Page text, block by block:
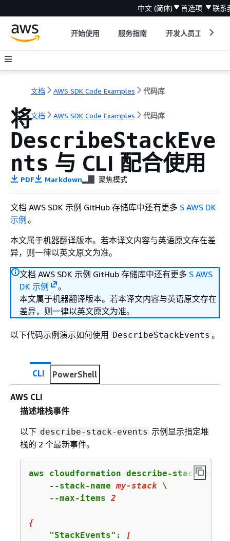
中文 (简体) 首选项 联系
开始使用 服务指南 开发人员工具
文档 AWS SDK Code Examples 代码库
文档 AWS SDK Code Examples 代码库
将
DescribeStackEve
nts 与 CLI 配合使用
PDF Markdown 聚焦模式
文档 AWS SDK 示例 GitHub 存储库中还有更多 S AWS DK
示例 。
本文属于机器翻译版本。若本译文内容与英语原文存在差
异，则一律以英文原文为准。
文档 AWS SDK 示例 GitHub 存储库中还有更多 S AWS
DK 示例
。
本文属于机器翻译版本。若本译文内容与英语原文存在
差异，则一律以英文原文为准。
以下代码示例演示如何使用 DescribeStackEvents 。
CLI PowerShell
AWS CLI
描述堆栈事件
以下 describe-stack-events 示例显示指定堆
栈的 2 个最新事件。
aws cloudformation describe-stack-
    --stack-name
my-stack \
    --max-items
2
{
    "StackEvents":
[